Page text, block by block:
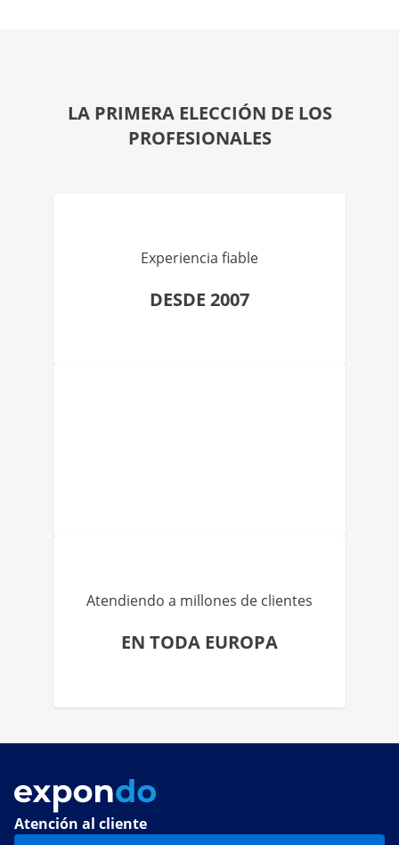
LA PRIMERA ELECCIÓN DE LOS
PROFESIONALES
Experiencia fiable
DESDE 2007
Atendiendo a millones de clientes
EN TODA EUROPA
Atención al cliente